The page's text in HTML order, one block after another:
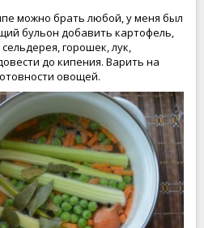
можно брать любой, у меня был
бульон добавить картофель,
горошек, лук,
до кипения. Варить на
овощей.